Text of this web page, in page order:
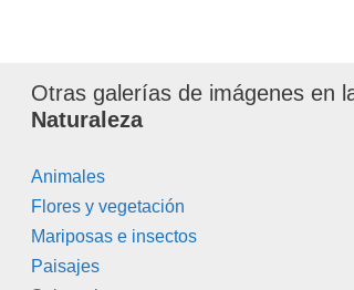
Otras galerías de imágenes en
Naturaleza
Animales
Flores y vegetación
Mariposas e insectos
Paisajes